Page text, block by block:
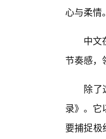
心与柔情。
中文
节奏感，
除了
录》。它
要捕捉极